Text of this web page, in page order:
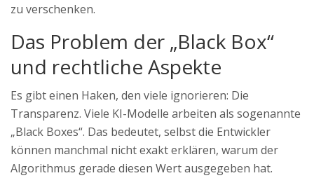
zu verschenken.
Das Problem der „Black Box“
und rechtliche Aspekte
Es gibt einen Haken, den viele ignorieren: Die
Transparenz. Viele KI-Modelle arbeiten als sogenannte
„Black Boxes“. Das bedeutet, selbst die Entwickler
können manchmal nicht exakt erklären, warum der
Algorithmus gerade diesen Wert ausgegeben hat.